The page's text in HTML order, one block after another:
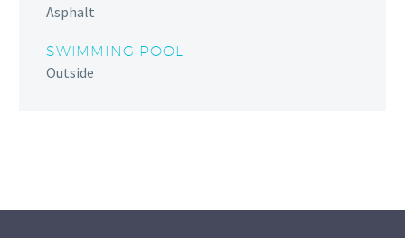
Asphalt
SWIMMING POOL
Outside